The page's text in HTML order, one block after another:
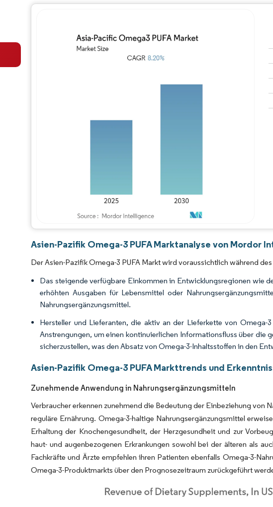
Asien-Pazifik Omega-3 PUFA Marktanalyse von Mordor
Der Asien-Pazifik Omega-3 PUFA Markt wird voraussichtlich während
Das steigende verfügbare Einkommen in Entwicklungsregionen wie
erhöhten Ausgaben für Lebensmittel oder
Nahrungsergänzungsmittel.
Hersteller und Lieferanten, die aktiv an der Lieferkette von
Anstrengungen, um einen kontinuierlichen Informationsfluss über die
sicherzustellen, was den Absatz von Omega-3-Inhaltsstoffen in den
Asien-Pazifik Omega-3 PUFA Markttrends und
Zunehmende Anwendung in Nahrungsergänzungsmitteln
Verbraucher erkennen zunehmend die Bedeutung der Einbeziehung von
reguläre Ernährung. Omega-3-haltige Nahrungsergänzungsmittel
Erhaltung der Knochengesundheit, der Herzgesundheit und zur
haut- und augenbezogenen Erkrankungen sowohl bei der älteren als
Fachkräfte und Ärzte empfehlen ihren Patienten ebenfalls Omega-3-
Omega-3-Produktmarkts über den Prognosezeitraum zurückgeführt